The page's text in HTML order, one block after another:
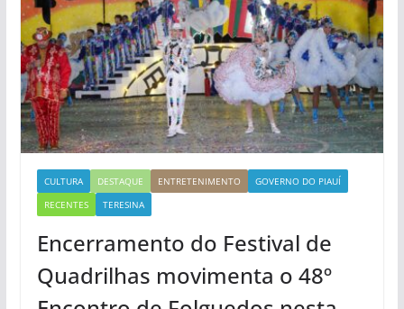
CULTURA DESTAQUE ENTRETENIMENTO
GOVERNO DO PIAUÍ
RECENTES
TERESINA
Encerramento do Festival de
Quadrilhas movimenta o 48º